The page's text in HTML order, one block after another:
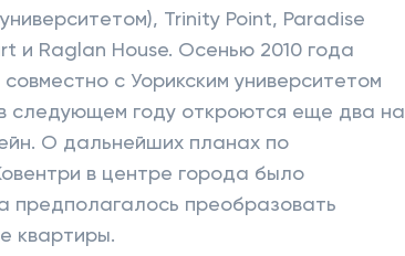
Trinity Point, Paradise
и Raglan House. Осенью 2010 года
с Уорикским университетом
следующем году откроются еще два на
О дальнейших планах по
в центре города было
предполагалось преобразовать
квартиры.